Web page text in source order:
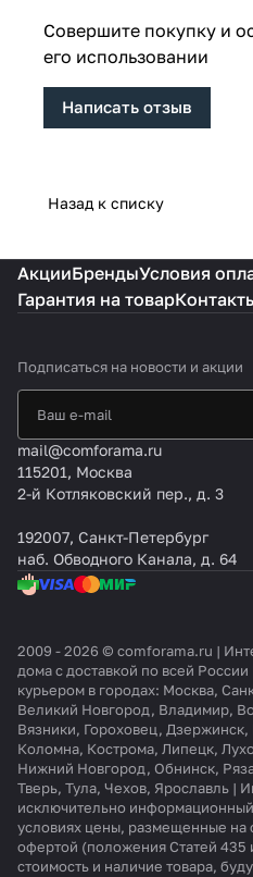
Совершите покупку и
его использовании
Написать отзыв
Назад к списку
АкцииБрендыУсловия
Гарантия на товар
Подписаться на новости и акции
mail@comforama.ru
115201, Москва
2-й Котляковский пер., д. 3
192007, Санкт-Петербург
наб. Обводного Канала, д. 64
2009 - 2026 © comforama.ru |
дома с доставкой по всей
курьером в городах: Москва,
Великий Новгород, Владимир,
Вязники, Гороховец,
Коломна, Кострома, Липецк,
Нижний Новгород, Обнинск,
Тверь, Тула, Чехов, Ярославль |
исключительно
условиях цены, размещенные на
офертой (положения Статей 435
стоимость и наличие товара,